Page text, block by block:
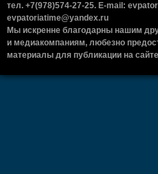
тел. +7(978)574-27-25. E-mail:
evpatoriatime@yandex.ru
Мы искренне благодарны нашим
и медиакомпаниям, любезно
материалы для публикации на